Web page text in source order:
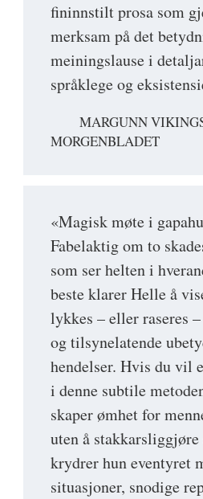
fininnstilt prosa som
merksam på det
meiningslause i
språklege og
MARGUNN
MORGENBLADET
«Magisk møte i
Fabelaktig om to
som ser helten i
beste klarer Helle å
lykkes – eller raseres
og tilsynelatende
hendelser. Hvis du vil
i denne subtile
skaper ømhet for
uten å stakkarsliggjøre
krydrer hun eventyret
situasjoner, snodige